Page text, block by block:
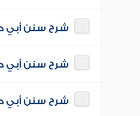
شرح سنن أبي
شرح سنن أبي
شرح سنن أبي